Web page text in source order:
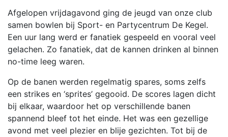
Afgelopen vrijdagavond ging de jeugd van onze club
samen bowlen bij Sport- en Partycentrum De Kegel.
Een uur lang werd er fanatiek gespeeld en vooral veel
gelachen. Zo fanatiek, dat de kannen drinken al binnen
no-time leeg waren.
Op de banen werden regelmatig spares, soms zelfs
een strikes en ‘sprites’ gegooid. De scores lagen dicht
bij elkaar, waardoor het op verschillende banen
spannend bleef tot het einde. Het was een gezellige
avond met veel plezier en blije gezichten. Tot bij de